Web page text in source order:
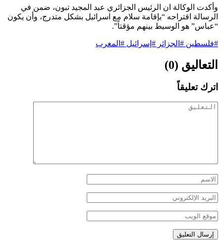
وأكدت الوكالة ان الرئيس الجزائري عبد المجيد تبون، ضمن في
الرسالة اقتراحه “بإقامة سلام مع اسرائيل بشكل متدرج، وأن يكون
“عباس” هو الوسيط بينهم مؤقتاً”.
#فلسطين #الجزائر #إسرائيل #المغرب
التعاليق (0)
اترك تعليقاً